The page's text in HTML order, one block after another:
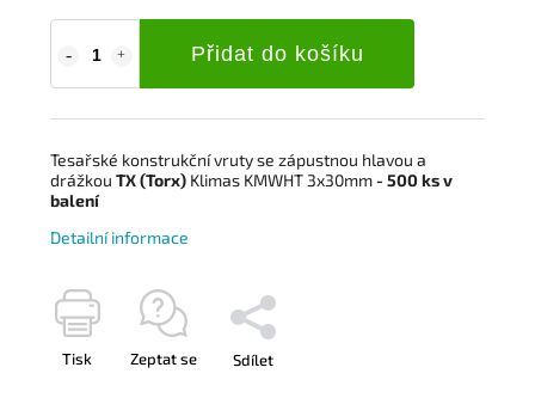
Přidat do košíku
Tesařské konstrukční vruty se zápustnou hlavou a
drážkou TX (Torx) Klimas KMWHT 3x30mm- 500 ks v
balení
Detailní informace
Tisk Zeptat se Sdílet